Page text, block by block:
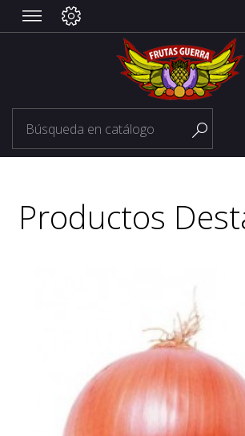

Productos